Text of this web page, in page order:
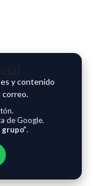
y contenido
correo.
de Google.
.